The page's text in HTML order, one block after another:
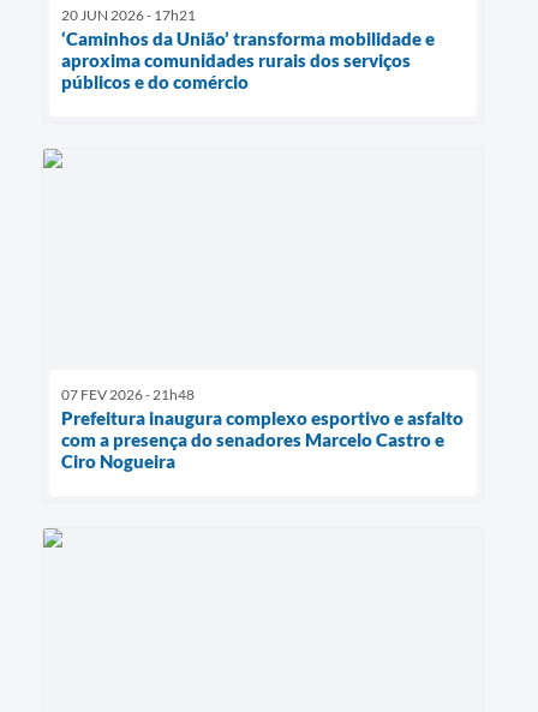
20 JUN 2026 - 17h21
‘Caminhos da União’ transforma mobilidade e
aproxima comunidades rurais dos serviços
públicos e do comércio
07 FEV 2026 - 21h48
Prefeitura inaugura complexo esportivo e asfalto
com a presença do senadores Marcelo Castro e
Ciro Nogueira